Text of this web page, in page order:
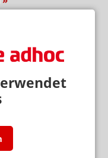
an der
HANNOVER